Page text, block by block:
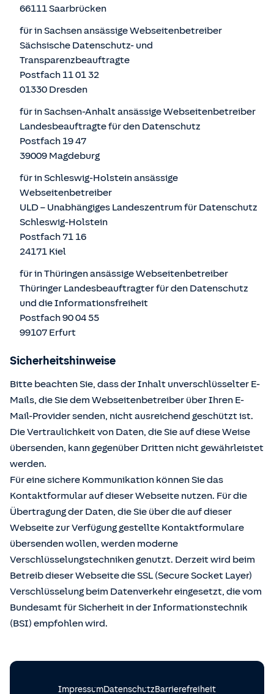
66111 Saarbrücken
für in Sachsen ansässige Webseitenbetreiber
Sächsische Datenschutz- und
Transparenzbeauftragte
Postfach 11 01 32
01330 Dresden
für in Sachsen-Anhalt ansässige Webseitenbetreiber
Landesbeauftragte für den Datenschutz
Postfach 19 47
39009 Magdeburg
für in Schleswig-Holstein ansässige
Webseitenbetreiber
ULD – Unabhängiges Landeszentrum für Datenschutz
Schleswig-Holstein
Postfach 71 16
24171 Kiel
für in Thüringen ansässige Webseitenbetreiber
Thüringer Landesbeauftragter für den Datenschutz
und die Informationsfreiheit
Postfach 90 04 55
99107 Erfurt
Sicherheitshinweise
Bitte beachten Sie, dass der Inhalt unverschlüsselter E-
Mails, die Sie dem Webseitenbetreiber über Ihren E-
Mail-Provider senden, nicht ausreichend geschützt ist.
Die Vertraulichkeit von Daten, die Sie auf diese Weise
übersenden, kann gegenüber Dritten nicht gewährleistet
werden.
Für eine sichere Kommunikation können Sie das
Kontaktformular auf dieser Webseite nutzen. Für die
Übertragung der Daten, die Sie über die auf dieser
Webseite zur Verfügung gestellte Kontaktformulare
übersenden wollen, werden moderne
Verschlüsselungstechniken genutzt. Derzeit wird beim
Betreib dieser Webseite die SSL (Secure Socket Layer)
Verschlüsselung beim Datenverkehr eingesetzt, die vom
Bundesamt für Sicherheit in der Informationstechnik
(BSI) empfohlen wird.
ImpressumDatenschutzBarrierefreiheit